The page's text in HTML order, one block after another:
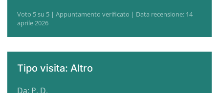
Voto 5 su 5 | Appuntamento verificato | Data recensione: 14
aprile 2026
Tipo visita: Altro
Da: P. D.